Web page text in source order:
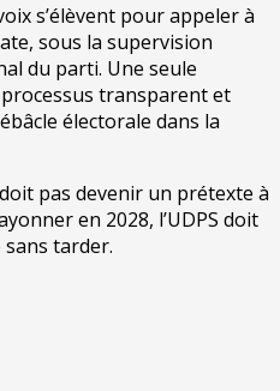
s’élèvent pour appeler à
sous la supervision
du parti. Une seule
transparent et
électorale dans la
pas devenir un prétexte à
en 2028, l’UDPS doit
tarder.